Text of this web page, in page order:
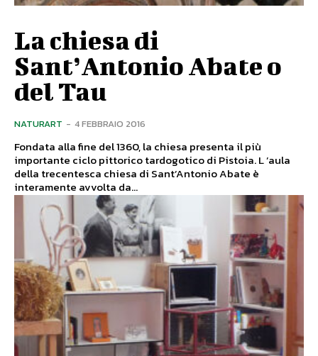
La chiesa di
Sant’Antonio Abate o
del Tau
NATURART - 4 FEBBRAIO 2016
Fondata alla fine del 1360, la chiesa presenta il più
importante ciclo pittorico tardogotico di Pistoia. L ’aula
della trecentesca chiesa di Sant’Antonio Abate è
interamente avvolta da...